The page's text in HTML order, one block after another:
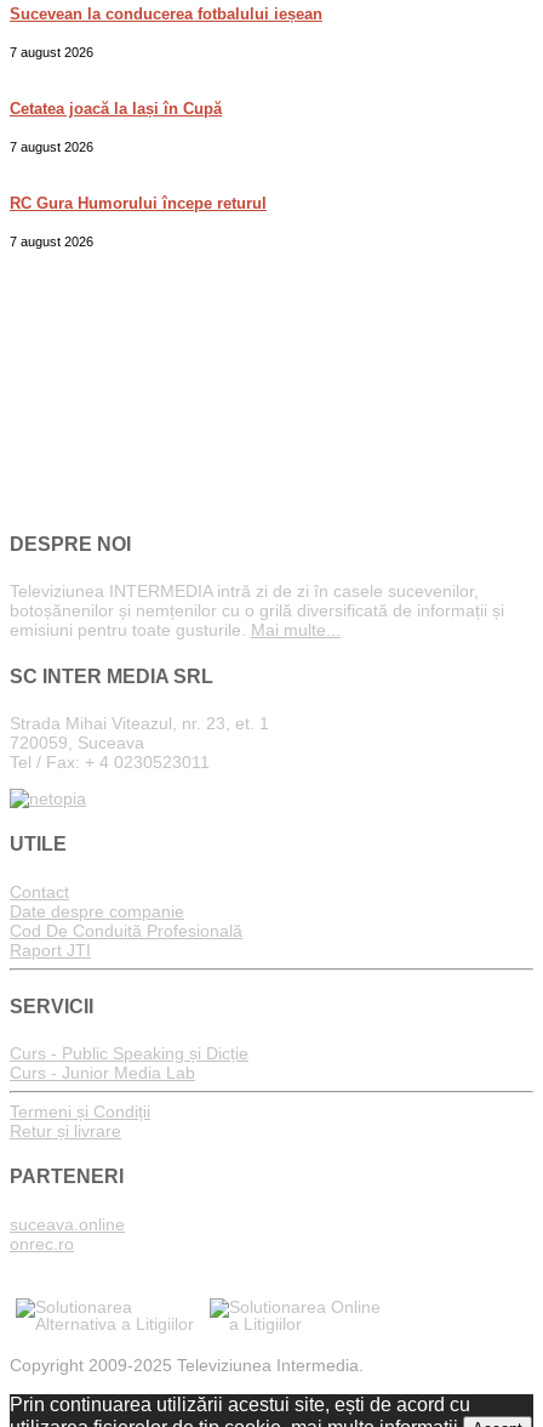
Sucevean la conducerea fotbalului ieșean
7 august 2026
Cetatea joacă la Iași în Cupă
7 august 2026
RC Gura Humorului începe returul
7 august 2026
DESPRE NOI
Televiziunea INTERMEDIA intră zi de zi în casele sucevenilor,
botoșănenilor și nemțenilor cu o grilă diversificată de informații și
emisiuni pentru toate gusturile. Mai multe...
SC INTER MEDIA SRL
Strada Mihai Viteazul, nr. 23, et. 1
720059, Suceava
Tel / Fax: + 4 0230523011
UTILE
Contact
Date despre companie
Cod De Conduită Profesională
Raport JTI
SERVICII
Curs - Public Speaking și Dicție
Curs - Junior Media Lab
Termeni și Condiții
Retur și livrare
PARTENERI
suceava.online
onrec.ro
Copyright 2009-2025 Televiziunea Intermedia.
Prin continuarea utilizării acestui site, ești de acord cu